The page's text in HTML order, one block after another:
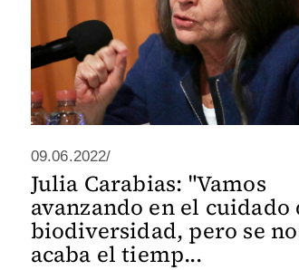
09.06.2022/
Julia Carabias: "Vamos
avanzando en el cuidado
biodiversidad, pero se
acaba el tiemp...